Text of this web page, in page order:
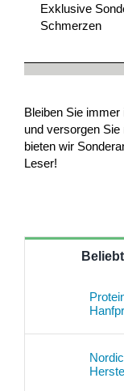
Exklusive
Schmerzen
Bleiben Sie
und versorgen
bieten wir
Leser!
Beliebt